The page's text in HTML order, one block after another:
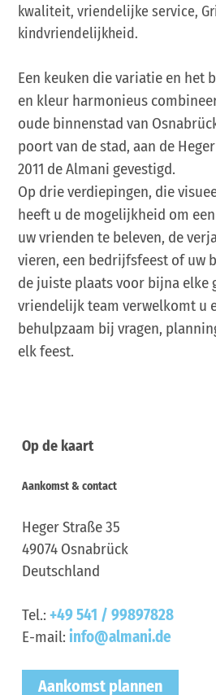
kwaliteit, vriendelijke service,
kindvriendelijkheid.
Een keuken die variatie en het
en kleur harmonieus
oude binnenstad van
poort van de stad, aan de
2011 de Almani gevestigd.
Op drie verdiepingen, die
heeft u de mogelijkheid om
uw vrienden te beleven, de
vieren, een bedrijfsfeest of uw
de juiste plaats voor bijna elke
vriendelijk team verwelkomt u
behulpzaam bij vragen,
elk feest.
Op de kaart
Aankomst & contact
Heger Straße 35
49074 Osnabrück
Deutschland
Tel.: +49 541 / 99897828
E-mail: info@almani.de
Aankomst plannen